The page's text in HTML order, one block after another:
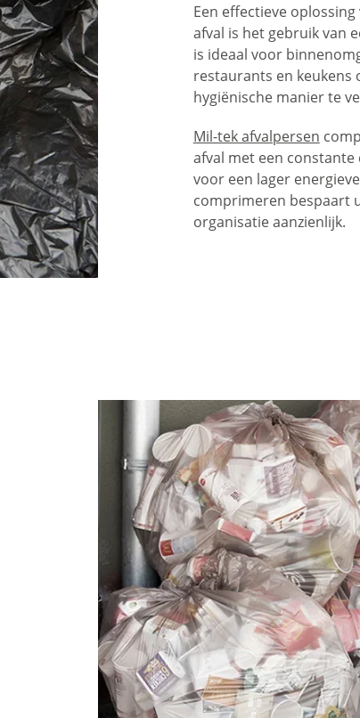
Een effectieve
afval is het gebruik van
is ideaal voor
restaurants en keukens
hygiënische manier te
Mil-tek afvalpersen
afval met een
voor een lager
comprimeren bespaart
organisatie aanzienlijk.